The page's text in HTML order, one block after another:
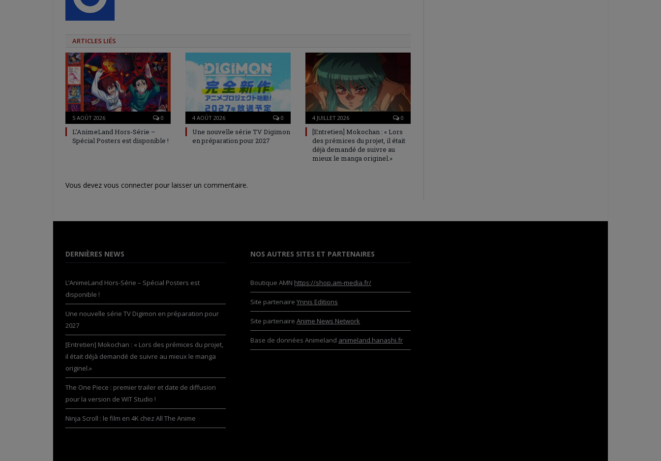
ARTICLES LIÉS
5 AOÛT 2026 0
L’AnimeLand Hors-Série –
Spécial Posters est disponible !
4 AOÛT 2026 0
Une nouvelle série TV Digimon
en préparation pour 2027
4 JUILLET 2026 0
[Entretien] Mokochan : « Lors
des prémices du projet, il était
déjà demandé de suivre au
mieux le manga originel.»
Vous devez vous connecter pour laisser un commentaire.
DERNIÈRES NEWS
L’AnimeLand Hors-Série – Spécial Posters est
disponible !
Une nouvelle série TV Digimon en préparation pour
2027
[Entretien] Mokochan : « Lors des prémices du projet,
il était déjà demandé de suivre au mieux le manga
originel.»
The One Piece : premier trailer et date de diffusion
pour la version de WIT Studio !
Ninja Scroll : le film en 4K chez All The Anime
NOS AUTRES SITES ET PARTENAIRES
Boutique AMN https://shop.am-media.fr/
Site partenaire Ynnis Editions
Site partenaire Anime News Network
Base de données Animeland animeland.hanashi.fr